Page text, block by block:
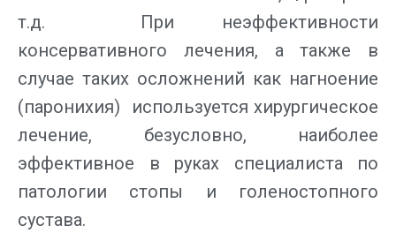
т.д. При неэффективности
консервативного лечения, а также в
случае таких осложнений как нагноение
(паронихия) используется хирургическое
лечение, безусловно, наиболее
эффективное в руках специалиста по
патологии стопы и голеностопного
сустава.